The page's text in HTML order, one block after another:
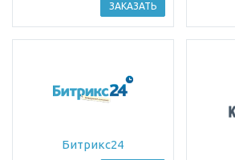
ЗАКАЗАТЬ
Битрикс24